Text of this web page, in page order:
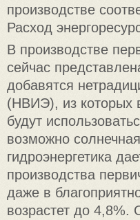
производстве
Расход
В производстве
сейчас
добавятся
(НВИЭ), из которых
будут
возможно
гидроэнергетика
производства
даже в
возрастет до 4,8%.